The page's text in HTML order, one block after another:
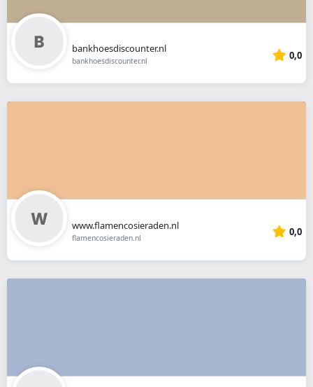
bankhoesdiscounter.nl
bankhoesdiscounter.nl 0,0
www.flamencosieraden.nl
flamencosieraden.nl 0,0